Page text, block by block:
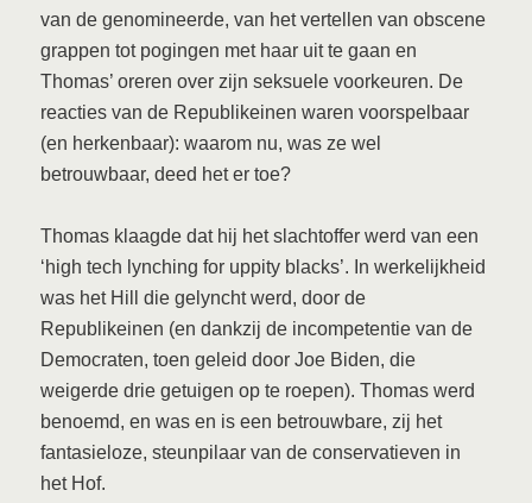
van de genomineerde, van het vertellen van obscene
grappen tot pogingen met haar uit te gaan en
Thomas’ oreren over zijn seksuele voorkeuren. De
reacties van de Republikeinen waren voorspelbaar
(en herkenbaar): waarom nu, was ze wel
betrouwbaar, deed het er toe?
Thomas klaagde dat hij het slachtoffer werd van een
‘high tech lynching for uppity blacks’. In werkelijkheid
was het Hill die gelyncht werd, door de
Republikeinen (en dankzij de incompetentie van de
Democraten, toen geleid door Joe Biden, die
weigerde drie getuigen op te roepen). Thomas werd
benoemd, en was en is een betrouwbare, zij het
fantasieloze, steunpilaar van de conservatieven in
het Hof.